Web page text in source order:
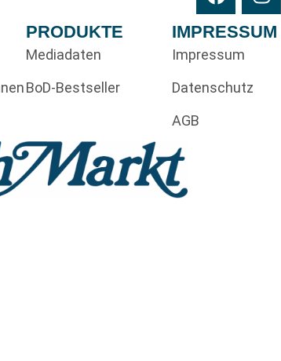
PRODUKTE
Mediadaten
BoD-Bestseller
IMPRESSUM
Impressum
Datenschutz
AGB